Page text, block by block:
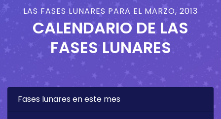
LAS FASES LUNARES PARA EL MARZO, 2013
CALENDARIO DE LAS
FASES LUNARES
Fases lunares en este mes